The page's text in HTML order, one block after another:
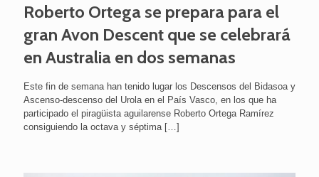
Roberto Ortega se prepara para el
gran Avon Descent que se celebrará
en Australia en dos semanas
Este fin de semana han tenido lugar los Descensos del Bidasoa y
Ascenso-descenso del Urola en el País Vasco, en los que ha
participado el piragüista aguilarense Roberto Ortega Ramírez
consiguiendo la octava y séptima […]